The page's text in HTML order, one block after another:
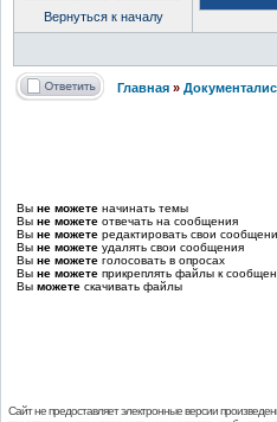
Вернуться к началу
Главная »
Вы не можете начинать темы
Вы не можете отвечать на сообщения
Вы не можете редактировать свои
Вы не можете удалять свои сообщения
Вы не можете голосовать в опросах
Вы не можете прикреплять файлы к
Вы можете скачивать файлы
Сайт не предоставляет электронные версии